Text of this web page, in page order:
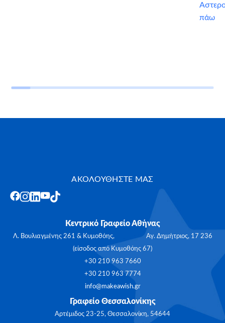
πάω
ΑΚΟΛΟΥΘΗΣΤΕ ΜΑΣ
Κεντρικό Γραφείο Αθήνας
Λ. Βουλιαγμένης 261 & Κυμοθόης, Αγ. Δημήτριος, 17 236
(είσοδος από Κυμοθόης 67)
+30 210 963 7660
+30 210 963 7774
info@makeawish.gr
Γραφείο Θεσσαλονίκης
Αρτέμιδος 23-25, Θεσσαλονίκη, 54644